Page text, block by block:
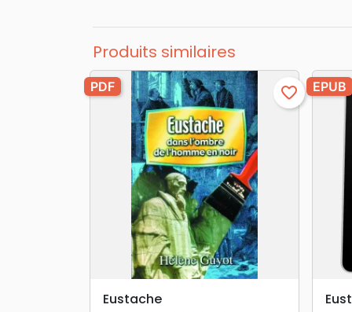
Produits similaires
search
PDF favorite_border
Eustache
EPUB